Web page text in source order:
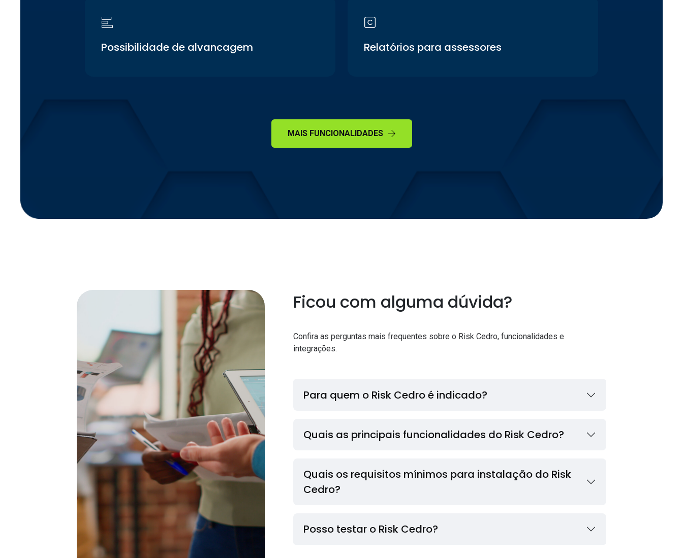
Possibilidade de alvancagem Relatórios para assessores
MAIS FUNCIONALIDADES
Ficou com alguma dúvida?
Confira as perguntas mais frequentes sobre o Risk Cedro, funcionalidades e
integrações.
Para quem o Risk Cedro é indicado?
Quais as principais funcionalidades do Risk Cedro?
Quais os requisitos mínimos para instalação do Risk
Cedro?
Posso testar o Risk Cedro?